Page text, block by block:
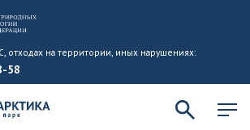
отходах на территории, иных нарушениях:
58